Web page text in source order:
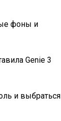
фоны и
Genie 3
и выбраться